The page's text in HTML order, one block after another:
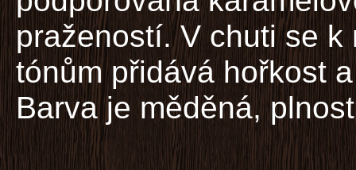
pražeností. V chuti se
tónům přidává hořkost
Barva je měděná,